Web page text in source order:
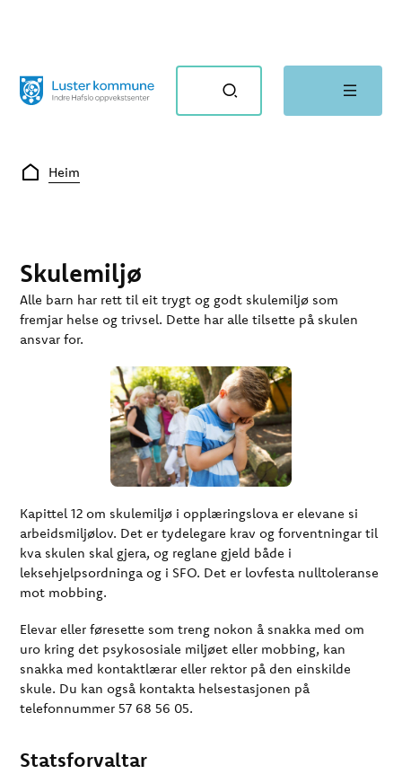
Du er her:
Heim
Skulemiljø
Alle barn har rett til eit trygt og godt skulemiljø som
fremjar helse og trivsel. Dette har alle tilsette på skulen
ansvar for.
Kapittel 12 om skulemiljø i opplæringslova er elevane si
arbeidsmiljølov. Det er tydelegare krav og forventningar til
kva skulen skal gjera, og reglane gjeld både i
leksehjelpsordninga og i SFO. Det er lovfesta nulltoleranse
mot mobbing.
Elevar eller føresette som treng nokon å snakka med om
uro kring det psykososiale miljøet eller mobbing, kan
snakka med kontaktlærar eller rektor på den einskilde
skule. Du kan også kontakta helsestasjonen på
telefonnummer 57 68 56 05.
Statsforvaltar